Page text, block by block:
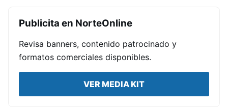
Publicita en NorteOnline
Revisa banners, contenido patrocinado y
formatos comerciales disponibles.
VER MEDIA KIT